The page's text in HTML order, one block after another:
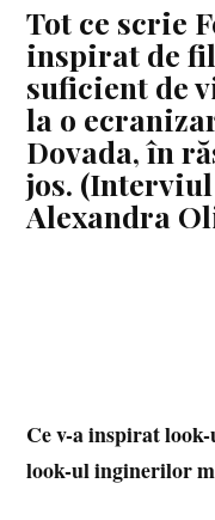
Tot ce scrie
inspirat de
suficient de
la o
Dovada, în
jos.
Alexandra
Ce v-a inspirat
look-ul inginerilor